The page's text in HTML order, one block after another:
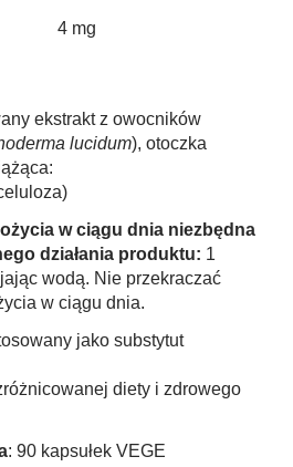
4 mg
ekstrakt z owocników
lucidum), otoczka
w ciągu dnia niezbędna
działania produktu: 1
wodą. Nie przekraczać
w ciągu dnia.
jako substytut
diety i zdrowego
: 90 kapsułek VEGE